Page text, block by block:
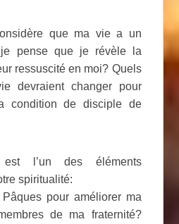
que ma vie a un
pense que je révèle la
ressuscité en moi? Quels
devraient changer pour
condition de disciple de
l’un des éléments
spiritualité:
pour améliorer ma
de ma fraternité?